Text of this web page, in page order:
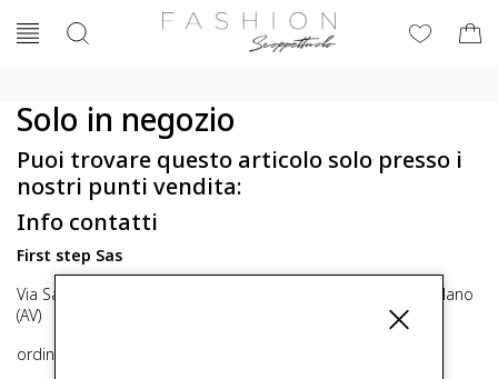
Solo in negozio
Puoi trovare questo articolo solo presso i
nostri punti vendita:
Info contatti
First step Sas
Via San Michele 16, Mirabella Eclano (Av) 83036 Mirabella Eclano
(AV)
ordini@fashionscoppettuolo.it